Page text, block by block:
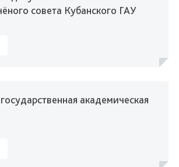
совета Кубанского ГАУ
академическая